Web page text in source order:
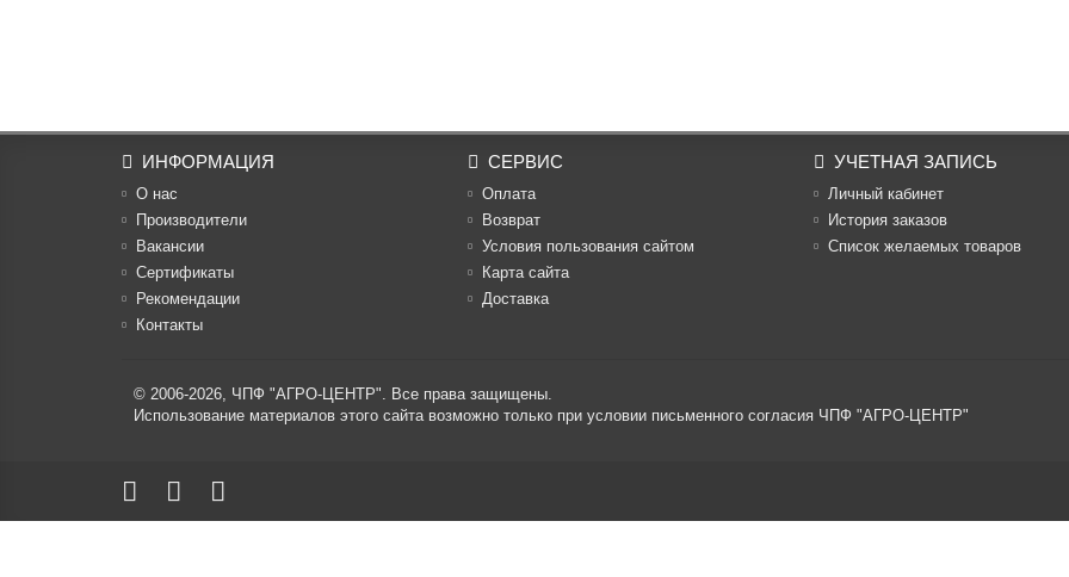
ИНФОРМАЦИЯ
О нас
Производители
Вакансии
Cертификаты
Рекомендации
Контакты
СЕРВИС
Оплата
Возврат
Условия пользования сайтом
Карта сайта
Доставка
УЧЕТНАЯ ЗАПИСЬ
Личный кабинет
История заказов
Список желаемых товаров
© 2006-2026, ЧПФ "АГРО-ЦЕНТР". Все права защищены.
Использование материалов этого сайта возможно только при условии письменного согласия ЧПФ "АГРО-ЦЕНТР"